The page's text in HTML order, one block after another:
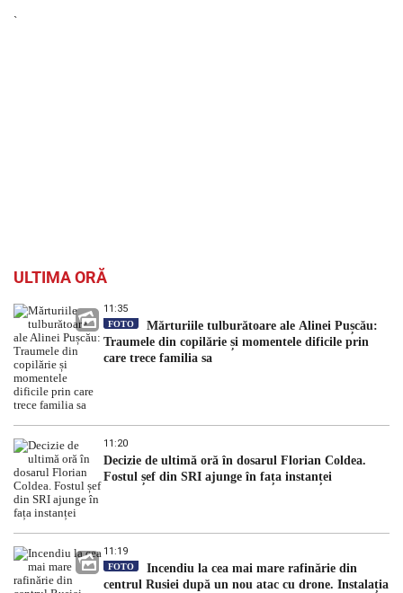
`
ULTIMA ORĂ
11:35
FOTO
Mărturiile tulburătoare ale Alinei Pușcău:
Traumele din copilărie și momentele dificile prin
care trece familia sa
11:20
Decizie de ultimă oră în dosarul Florian Coldea.
Fostul șef din SRI ajunge în fața instanței
11:19
FOTO
Incendiu la cea mai mare rafinărie din
centrul Rusiei după un nou atac cu drone. Instalația